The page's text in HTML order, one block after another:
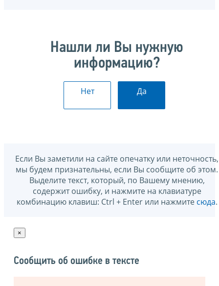
Нашли ли Вы нужную
информацию?
Нет Да
Если Вы заметили на сайте опечатку или неточность,
мы будем признательны, если Вы сообщите об этом.
Выделите текст, который, по Вашему мнению,
содержит ошибку, и нажмите на клавиатуре
комбинацию клавиш: Ctrl + Enter или нажмите сюда.
×
Сообщить об ошибке в тексте